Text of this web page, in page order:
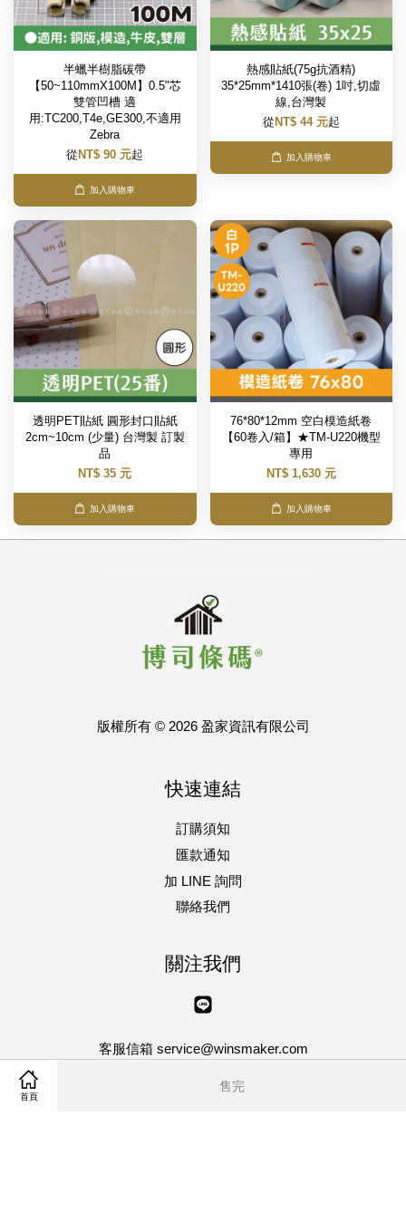
首頁
售完
半蠟半樹脂碳帶
【50~110mmX100M】0.5"芯
雙管凹槽 適
用:TC200,T4e,GE300,不適用
Zebra
從 NT$ 90 元起
加入購物車
熱感貼紙(75g抗酒精)
35*25mm*1410張(卷) 1吋,切虛
線,台灣製
從 NT$ 44 元起
加入購物車
透明PET貼紙 圓形封口貼紙
2cm~10cm (少量) 台灣製 訂製
品
NT$ 35 元
加入購物車
76*80*12mm 空白模造紙卷
【60卷入/箱】★TM-U220機型
專用
NT$ 1,630 元
加入購物車
版權所有 © 2026 盈家資訊有限公司
快速連結
訂購須知
匯款通知
加 LINE 詢問
聯絡我們
關注我們
客服信箱 service@winsmaker.com
星期一 ~ 星期五 | AM10:00~PM5:00